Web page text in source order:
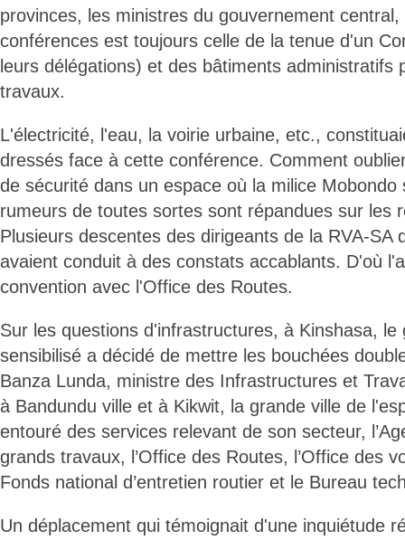
provinces, les ministres du gouvernement
conférences est toujours celle de la tenue d'un
leurs délégations) et des bâtiments administratifs
travaux.
L'électricité, l'eau, la voirie urbaine, etc.,
dressés face à cette conférence. Comment
de sécurité dans un espace où la milice Mobondo
rumeurs de toutes sortes sont répandues sur les
Plusieurs descentes des dirigeants de la RVA-SA
avaient conduit à des constats accablants. D'où
convention avec l'Office des Routes.
Sur les questions d'infrastructures, à Kinshasa, le
sensibilisé a décidé de mettre les bouchées
Banza Lunda, ministre des Infrastructures et
à Bandundu ville et à Kikwit, la grande ville de
entouré des services relevant de son secteur,
grands travaux, l’Office des Routes, l’Office des
Fonds national d’entretien routier et le Bureau
Un déplacement qui témoignait d'une inquiétude